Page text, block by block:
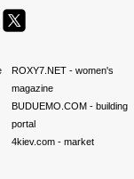
ROXY7.NET- women's
magazine
BUDUEMO.COM- building
portal
4kiev.com- market